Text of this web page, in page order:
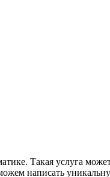
Такая услуга
написать